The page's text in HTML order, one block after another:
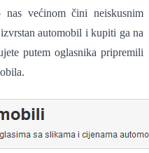
većinom čini neiskusnim
automobil i kupiti ga na
putem oglasnika pripremili